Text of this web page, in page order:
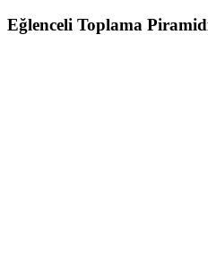
Eğlenceli Toplama